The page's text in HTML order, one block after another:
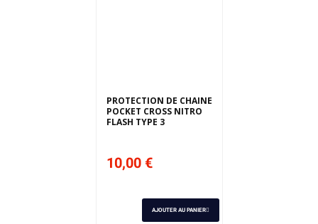
PROTECTION DE CHAINE
POCKET CROSS NITRO
FLASH TYPE 3
10,00 €
AJOUTER AU PANIER